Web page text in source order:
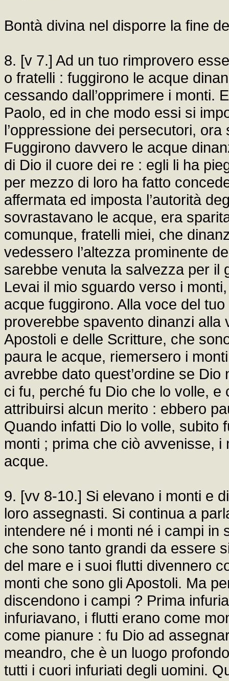
Bontà divina nel disporre la fine
8. [v 7.] Ad un tuo rimprovero
o fratelli : fuggirono le acque
cessando dall’opprimere i monti.
Paolo, ed in che modo essi si
l’oppressione dei persecutori,
Fuggirono davvero le acque
di Dio il cuore dei re : egli li ha
per mezzo di loro ha fatto
affermata ed imposta l’autorità
sovrastavano le acque, era
comunque, fratelli miei, che
vedessero l’altezza prominente
sarebbe venuta la salvezza per il
Levai il mio sguardo verso i
acque fuggirono. Alla voce del
proverebbe spavento dinanzi
Apostoli e delle Scritture, che
paura le acque, riemersero i
avrebbe dato quest’ordine se
ci fu, perché fu Dio che lo volle,
attribuirsi alcun merito : ebbero
Quando infatti Dio lo volle, subito
monti ; prima che ciò avvenisse,
acque.
9. [vv 8-10.] Si elevano i monti e
loro assegnasti. Si continua a
intendere né i monti né i campi in
che sono tanto grandi da essere
del mare e i suoi flutti divennero
monti che sono gli Apostoli. Ma
discendono i campi ? Prima
infuriavano, i flutti erano come
come pianure : fu Dio ad
meandro, che è un luogo
tutti i cuori infuriati degli uomini.